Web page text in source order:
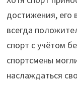
достижения, его
всегда
спорт с учётом
спортсмены
наслаждаться